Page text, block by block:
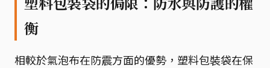
衡
相較於氣泡布在防震方面的優勢，塑料包裝袋在保